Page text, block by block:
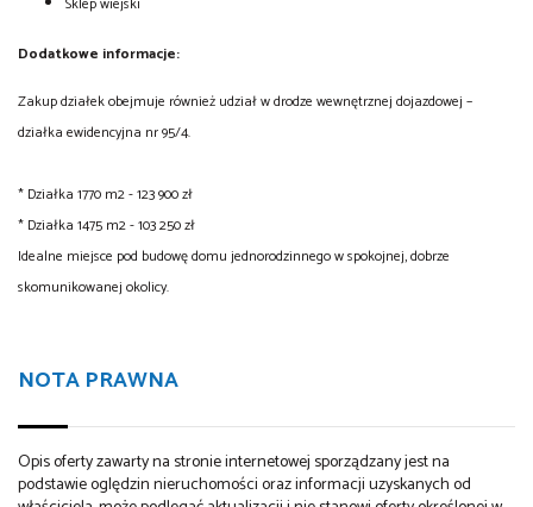
Dodatkowe informacje:
Zakup działek obejmuje również udział w drodze wewnętrznej dojazdowej –
działka ewidencyjna nr 95/4.
* Działka 1770 m2 - 123 900 zł
* Działka 1475 m2 - 103 250 zł
Idealne miejsce pod budowę domu jednorodzinnego w spokojnej, dobrze
skomunikowanej okolicy.
NOTA PRAWNA
Opis oferty zawarty na stronie internetowej sporządzany jest na
podstawie oględzin nieruchomości oraz informacji uzyskanych od